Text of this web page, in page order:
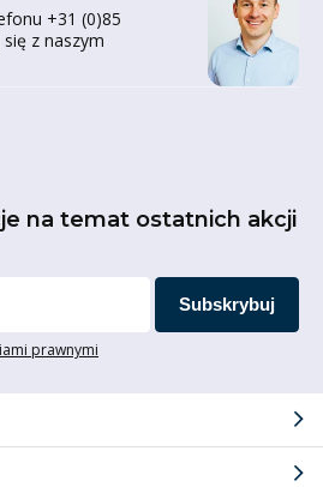
+31 (0)85
z naszym
na temat ostatnich akcji
Subskrybuj
prawnymi